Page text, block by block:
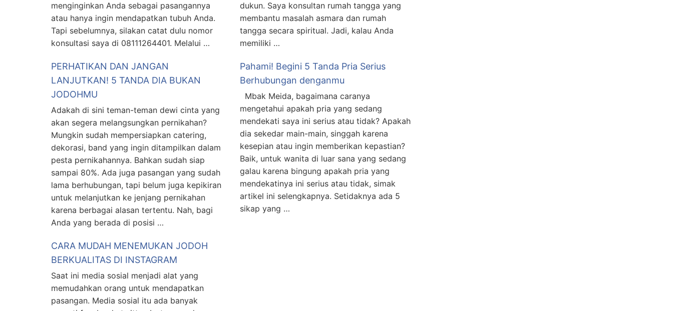
menginginkan Anda sebagai pasangannya
atau hanya ingin mendapatkan tubuh Anda.
Tapi sebelumnya, silakan catat dulu nomor
konsultasi saya di 08111264401. Melalui …
dukun. Saya konsultan rumah tangga yang
membantu masalah asmara dan rumah
tangga secara spiritual. Jadi, kalau Anda
memiliki …
PERHATIKAN DAN JANGAN
LANJUTKAN! 5 TANDA DIA BUKAN
JODOHMU
Adakah di sini teman-teman dewi cinta yang
akan segera melangsungkan pernikahan?
Mungkin sudah mempersiapkan catering,
dekorasi, band yang ingin ditampilkan dalam
pesta pernikahannya. Bahkan sudah siap
sampai 80%. Ada juga pasangan yang sudah
lama berhubungan, tapi belum juga kepikiran
untuk melanjutkan ke jenjang pernikahan
karena berbagai alasan tertentu. Nah, bagi
Anda yang berada di posisi …
Pahami! Begini 5 Tanda Pria Serius
Berhubungan denganmu
Mbak Meida, bagaimana caranya
mengetahui apakah pria yang sedang
mendekati saya ini serius atau tidak? Apakah
dia sekedar main-main, singgah karena
kesepian atau ingin memberikan kepastian?
Baik, untuk wanita di luar sana yang sedang
galau karena bingung apakah pria yang
mendekatinya ini serius atau tidak, simak
artikel ini selengkapnya. Setidaknya ada 5
sikap yang …
CARA MUDAH MENEMUKAN JODOH
BERKUALITAS DI INSTAGRAM
Saat ini media sosial menjadi alat yang
memudahkan orang untuk mendapatkan
pasangan. Media sosial itu ada banyak